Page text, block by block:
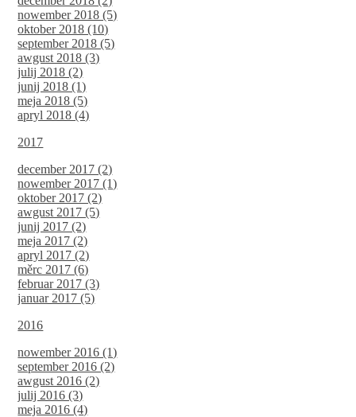
nowember 2018 (5)
oktober 2018 (10)
september 2018 (5)
awgust 2018 (3)
julij 2018 (2)
junij 2018 (1)
meja 2018 (5)
apryl 2018 (4)
2017
december 2017 (2)
nowember 2017 (1)
oktober 2017 (2)
awgust 2017 (5)
junij 2017 (2)
meja 2017 (2)
apryl 2017 (2)
měrc 2017 (6)
februar 2017 (3)
januar 2017 (5)
2016
nowember 2016 (1)
september 2016 (2)
awgust 2016 (2)
julij 2016 (3)
meja 2016 (4)